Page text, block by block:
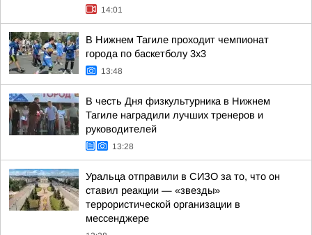
14:01
В Нижнем Тагиле проходит чемпионат
города по баскетболу 3х3
13:48
В честь Дня физкультурника в Нижнем
Тагиле наградили лучших тренеров и
руководителей
13:28
Уральца отправили в СИЗО за то, что он
ставил реакции — «звезды»
террористической организации в
мессенджере